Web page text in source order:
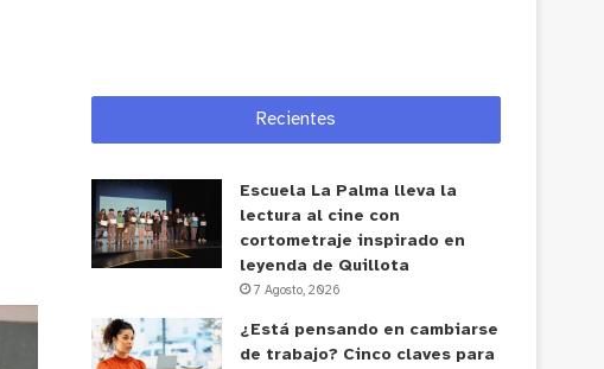
Recientes
Escuela La Palma lleva la
lectura al cine con
cortometraje inspirado en
leyenda de Quillota
7 Agosto, 2026
¿Está pensando en cambiarse
de trabajo? Cinco claves para